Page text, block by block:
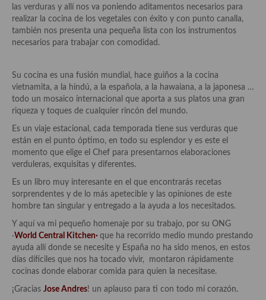
Huevos
Masas elaboradas con harina, pizzas, quiches y demás
Pescado y Marisco
Postres y dulces
Quesos, recetas
Salazones y encurtidos
Recetas Especiales
Recetas de Cuaresma
Recetas maridadas con los mejores AOVES
las verduras y allí nos va poniendo aditamentos necesarios para
realizar la cocina de los vegetales con éxito y con punto canalla,
también nos presenta una pequeña lista con los instrumentos
necesarios para trabajar con comodidad.
Su cocina es una fusión mundial, hace guiños a la cocina
vietnamita, a la hindú, a la española, a la hawaiana, a la japonesa …
todo un mosaico internacional que aporta a sus platos una gran
riqueza y toques de cualquier rincón del mundo.
Es un viaje estacional, cada temporada tiene sus verduras que
están en el punto óptimo, en todo su esplendor y es este el
momento que elige el Chef para presentarnos elaboraciones
verduleras, exquisitas y diferentes.
Es un libro muy interesante en el que encontrarás recetas
sorprendentes y de lo más apetecible y las opiniones de este
hombre tan singular y entregado a la ayuda a los necesitados.
Y aquí va mi pequeño homenaje por su trabajo, por su ONG
·World Central Kitchen· que ha recorrido medio mundo prestando
ayuda allí donde se necesite y España no ha sido menos, en estos
días difíciles que nos ha tocado vivir, montaron rápidamente
cocinas donde elaborar comida para quien la necesitase.
¡Gracias Jose Andres! un aplauso para ti con todo mi corazón.